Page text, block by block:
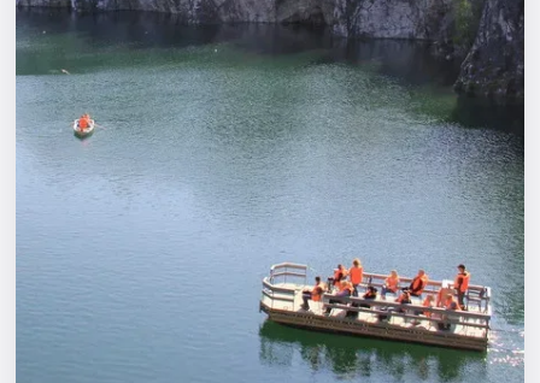
Площадки
Артисты
Рейтинги